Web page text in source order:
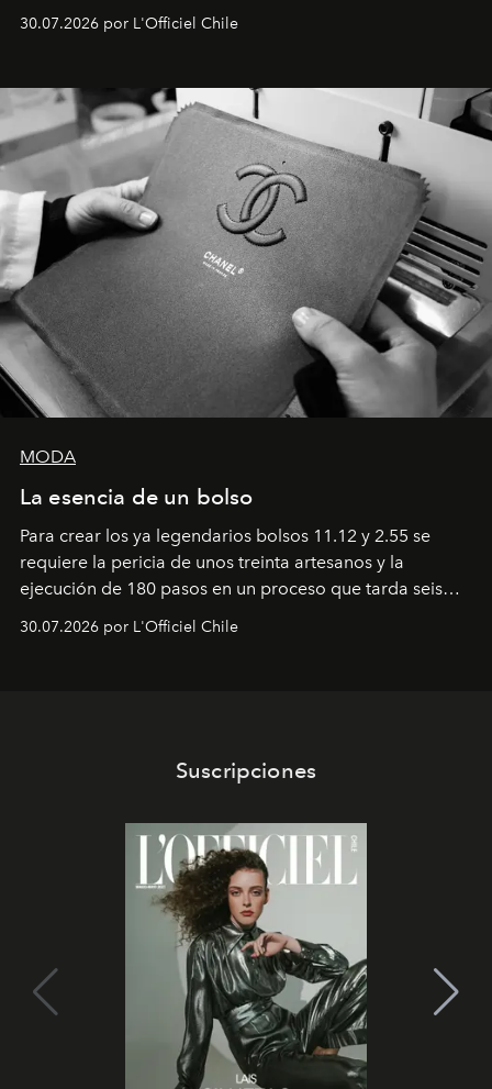
Dubray, la responsable de marketing para
Latinoamérica, sobre identidad, cultura y el valor
30.07.2026 por L'Officiel Chile
MODA
La esencia de un bolso
Para crear los ya legendarios bolsos 11.12 y 2.55 se
requiere la pericia de unos treinta artesanos y la
ejecución de 180 pasos en un proceso que tarda seis
semanas. Los expertos ponen en práctica una técnica
que se enseña solamente en la escuela de formación de
30.07.2026 por L'Officiel Chile
Suscripciones